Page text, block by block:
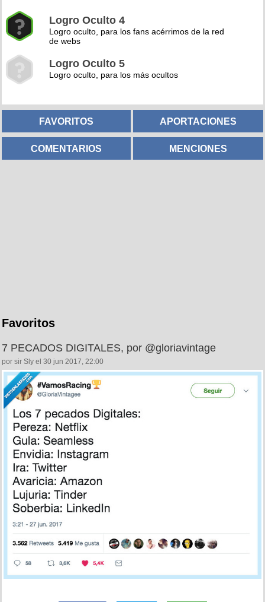
Logro Oculto 4
Logro oculto, para los fans acérrimos de la red
de webs
Logro Oculto 5
Logro oculto, para los más ocultos
FAVORITOS APORTACIONES
COMENTARIOS MENCIONES
Favoritos
7 PECADOS DIGITALES, por @gloriavintage
por sir Sly el 30 jun 2017, 22:00